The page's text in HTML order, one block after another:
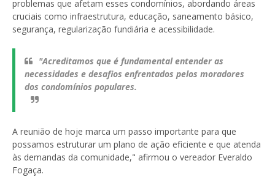
problemas que afetam esses condomínios, abordando áreas
cruciais como infraestrutura, educação, saneamento básico,
segurança, regularização fundiária e acessibilidade.
"Acreditamos que é fundamental entender as
necessidades e desafios enfrentados pelos moradores
dos condomínios populares.
A reunião de hoje marca um passo importante para que
possamos estruturar um plano de ação eficiente e que atenda
às demandas da comunidade," afirmou o vereador Everaldo
Fogaça.